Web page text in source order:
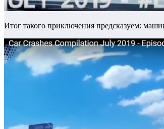
Итог такого приключения предсказуем: